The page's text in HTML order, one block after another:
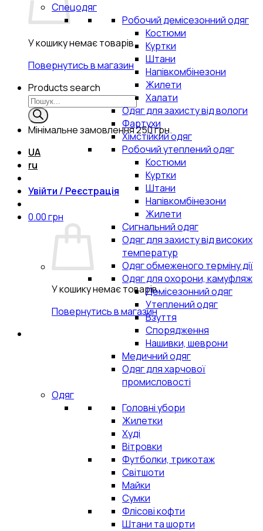
У кошику немає товарів.
Повернутись в магазин
Products search
Мінімальне замовлення250 грн.
UA
ru
Увійти / Реєстрація
0.00грн
У кошику немає товарів.
Повернутись в магазин
Спецодяг
Робочий демісезонний одяг
Костюми
Куртки
Штани
Напівкомбінезони
Жилети
Халати
Одяг для захисту від вологи
Фартухи
Хімстійкий одяг
Робочий утеплений одяг
Костюми
Куртки
Штани
Напівкомбінезони
Жилети
Сигнальний одяг
Одяг для захисту від високих
температур
Одяг обмеженого терміну дії
Одяг для охорони, камуфляж
Демісезонний одяг
Утеплений одяг
Взуття
Спорядження
Нашивки, шеврони
Медичний одяг
Одяг для харчової
промисловості
Одяг
Головні убори
Жилетки
Худі
Вітровки
Футболки, трикотаж
Світшоти
Майки
Сумки
Флісові кофти
Штани та шорти